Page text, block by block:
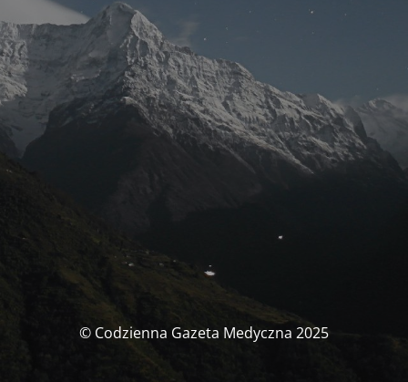
© Codzienna Gazeta Medyczna 2025